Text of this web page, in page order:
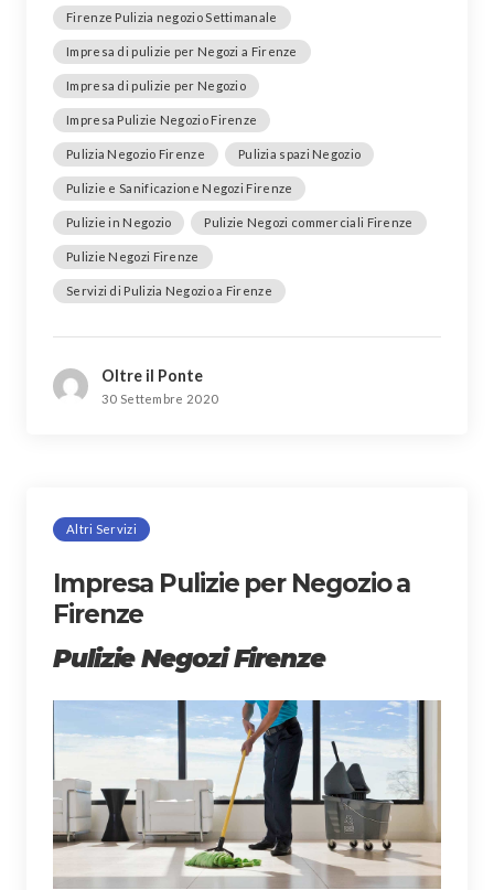
Firenze Pulizia negozio Settimanale
Impresa di pulizie per Negozi a Firenze
Impresa di pulizie per Negozio
Impresa Pulizie Negozio Firenze
Pulizia Negozio Firenze Pulizia spazi Negozio
Pulizie e Sanificazione Negozi Firenze
Pulizie in Negozio Pulizie Negozi commerciali Firenze
Pulizie Negozi Firenze
Servizi di Pulizia Negozio a Firenze
Oltre il Ponte
30 Settembre 2020
Altri Servizi
Impresa Pulizie per Negozio a
Firenze
Pulizie Negozi Firenze